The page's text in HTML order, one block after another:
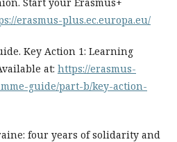
erasmus-plus.ec.europa.eu/
Key Action 1: Learning
at: https://erasmus-
guide/part-b/key-action-
four years of solidarity and